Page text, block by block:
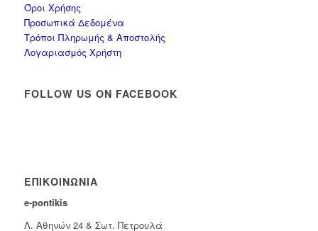
Όροι Χρήσης
Προσωπικά Δεδομένα
Τρόποι Πληρωμής & Αποστολής
Λογαριασμός Χρήστη
FOLLOW US ON FACEBOOK
ΕΠΙΚΟΙΝΩΝΊΑ
e-pontikis
Λ. Αθηνών 24 & Σωτ. Πετρουλά